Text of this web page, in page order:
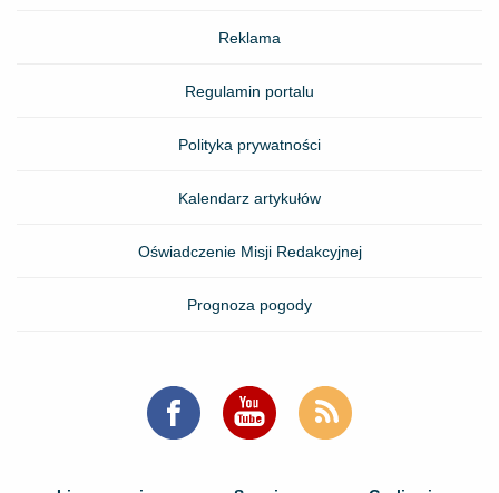
Reklama
Regulamin portalu
Polityka prywatności
Kalendarz artykułów
Oświadczenie Misji Redakcyjnej
Prognoza pogody